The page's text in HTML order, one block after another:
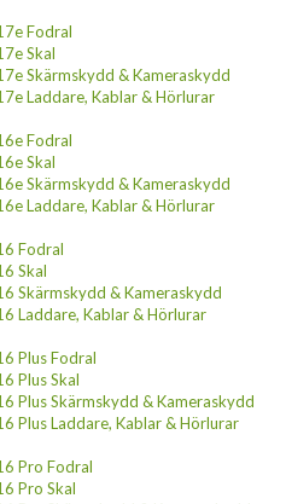
Fodral
Skal
Skärmskydd & Kameraskydd
Laddare, Kablar & Hörlurar
Fodral
Skal
Skärmskydd & Kameraskydd
Laddare, Kablar & Hörlurar
Fodral
Skal
Skärmskydd & Kameraskydd
Laddare, Kablar & Hörlurar
Plus Fodral
Plus Skal
Plus Skärmskydd & Kameraskydd
Plus Laddare, Kablar & Hörlurar
Pro Fodral
Pro Skal